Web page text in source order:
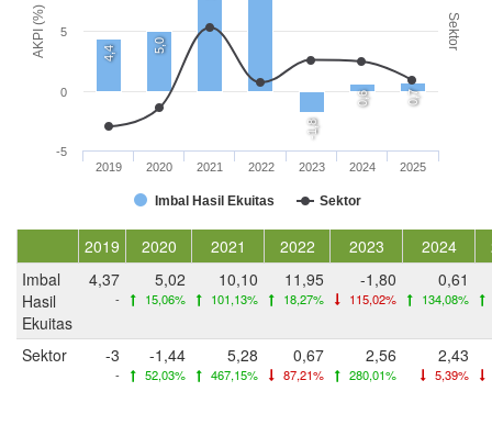
AKPI (%) Sektor
4,4 5,0
-1,8
0,6 0,7
Imbal Hasil Ekuitas Sektor
2019 2020 2021 2022 2023 2024 2025
-5
0
5
2019 2020 2021 2022 2023 2024
Imbal
Hasil
Ekuitas
4,37
-
5,02
15,06%
10,10
101,13%
11,95
18,27%
-1,80
115,02%
0,61
134,08%
Sektor -3
-
-1,44
52,03%
5,28
467,15%
0,67
87,21%
2,56
280,01%
2,43
5,39%